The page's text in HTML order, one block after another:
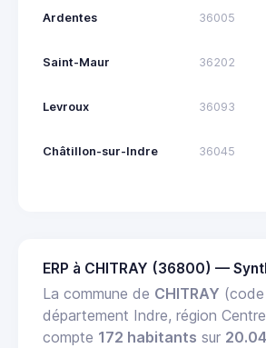
Ardentes 36005
Saint-Maur 36202
Levroux 36093
Châtillon-sur-Indre 36045
ERP à CHITRAY (36800) —
La commune de CHITRAY (code
département Indre, région
compte 172 habitants sur